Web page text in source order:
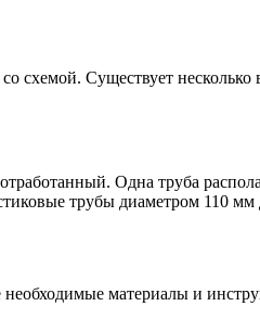
схемой. Существует
Одна труба
трубы диаметром 110
необходимые материалы и